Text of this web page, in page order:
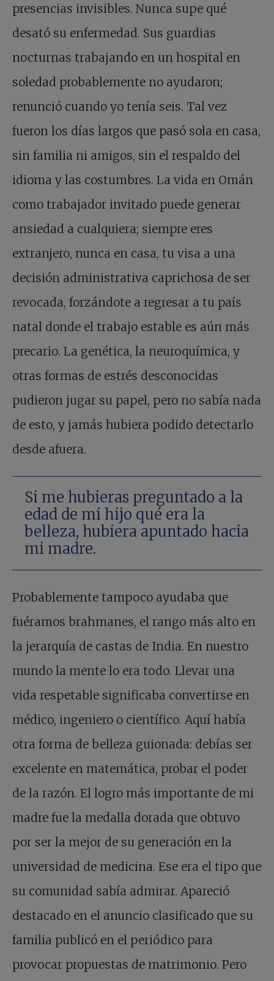
presencias invisibles. Nunca supe qué
desató su enfermedad. Sus guardias
nocturnas trabajando en un hospital en
soledad probablemente no ayudaron;
renunció cuando yo tenía seis. Tal vez
fueron los días largos que pasó sola en casa,
sin familia ni amigos, sin el respaldo del
idioma y las costumbres. La vida en Omán
como trabajador invitado puede generar
ansiedad a cualquiera; siempre eres
extranjero, nunca en casa, tu visa a una
decisión administrativa caprichosa de ser
revocada, forzándote a regresar a tu país
natal donde el trabajo estable es aún más
precario. La genética, la neuroquímica, y
otras formas de estrés desconocidas
pudieron jugar su papel, pero no sabía nada
de esto, y jamás hubiera podido detectarlo
desde afuera.
Si me hubieras preguntado a la
edad de mi hijo qué era la
belleza, hubiera apuntado hacia
mi madre.
Probablemente tampoco ayudaba que
fuéramos brahmanes, el rango más alto en
la jerarquía de castas de India. En nuestro
mundo la mente lo era todo. Llevar una
vida respetable significaba convertirse en
médico, ingeniero o científico. Aquí había
otra forma de belleza guionada: debías ser
excelente en matemática, probar el poder
de la razón. El logro más importante de mi
madre fue la medalla dorada que obtuvo
por ser la mejor de su generación en la
universidad de medicina. Ese era el tipo que
su comunidad sabía admirar. Apareció
destacado en el anuncio clasificado que su
familia publicó en el periódico para
provocar propuestas de matrimonio. Pero